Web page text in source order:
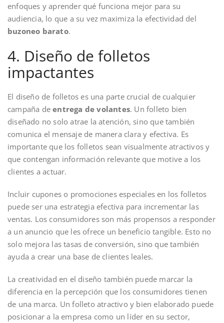
enfoques y aprender qué funciona mejor para su
audiencia, lo que a su vez maximiza la efectividad del
buzoneo barato.
4. Diseño de folletos
impactantes
El diseño de folletos es una parte crucial de cualquier
campaña deentrega de volantes. Un folleto bien
diseñado no solo atrae la atención, sino que también
comunica el mensaje de manera clara y efectiva. Es
importante que los folletos sean visualmente atractivos y
que contengan información relevante que motive a los
clientes a actuar.
Incluir cupones o promociones especiales en los folletos
puede ser una estrategia efectiva para incrementar las
ventas. Los consumidores son más propensos a responder
a un anuncio que les ofrece un beneficio tangible. Esto no
solo mejora las tasas de conversión, sino que también
ayuda a crear una base de clientes leales.
La creatividad en el diseño también puede marcar la
diferencia en la percepción que los consumidores tienen
de una marca. Un folleto atractivo y bien elaborado puede
posicionar a la empresa como un líder en su sector,